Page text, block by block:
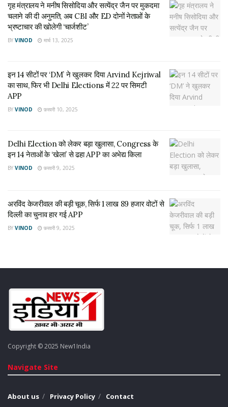
आदमी पार्टी उन विधायकों के लिए ट्रेनिंग का प्रबंध कर सकती है जो कि
पहली बार विधानसभा पहुंचे हैं. आम आदमी पार्टी के टिकट पर 80 विधायकों ने
पहली बार विधानसभा चुनाव में जीत दर्ज की है.
punjab speaker
sarabjeet kaur
गृह मंत्रालय ने मनीष सिसोदिया और सत्येंद्र जैन पर मुकदमा
चलाने की दी अनुमति, अब CBI और ED दोनों नेताओं के
भ्रष्टाचार की खोलेगी ‘चार्जशीट’
BY VINOD मार्च 13, 2025
इन 14 सीटों पर ‘DM’ ने खुलकर दिया Arvind Kejriwal
का साथ, फिर भी Delhi Elections में 22 पर सिमटी
APP
BY VINOD फ़रवरी 10, 2025
Delhi Election को लेकर बड़ा खुलासा, Congress के
इन 14 नेताओं के ‘खेला’ से ढहा APP का अभेद्य किला
BY VINOD फ़रवरी 9, 2025
अरविंद केजरीवाल की बड़ी चूक, सिर्फ 1 लाख 89 हजार वोटों से
दिल्ली का चुनाव हार गई APP
BY VINOD फ़रवरी 9, 2025
Copyright © 2025 New1India
Navigate Site
About us Privacy Policy Contact